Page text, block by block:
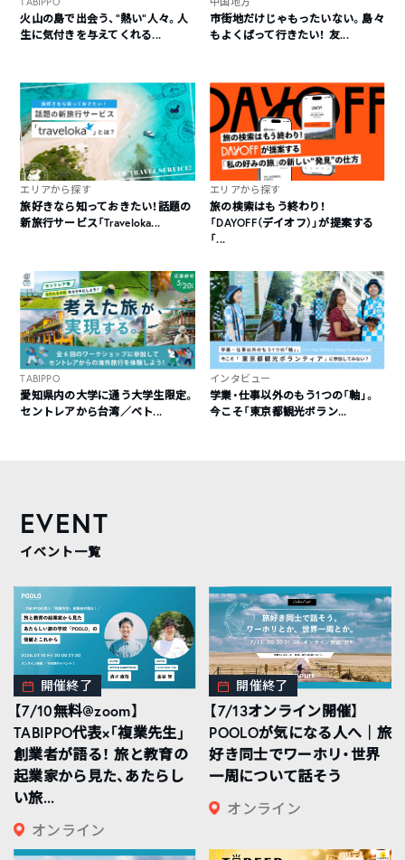
開講1週間前までに最小決行人数に満たない場合は、中止
か延期とさせて頂きます。その場合は、開催5日前までにご
火山の島で出会う、“熱い“人々。人
生に気付きを与えてくれる...
市街地だけじゃもったいない。島々
もよくばって行きたい！ 友...
エリアから探す
旅好きなら知っておきたい！話題の
新旅行サービス「Traveloka...
エリアから探す
旅の検索はもう終わり！
「DAYOFF（デイオフ）」が提案する
「...
TABIPPO
愛知県内の大学に通う大学生限定。
セントレアから台湾／ベト...
インタビュー
学業・仕事以外のもう1つの「軸」。
今こそ「東京都観光ボラン...
EVENT
イベント一覧
開催終了
【7/10無料@zoom】
TABIPPO代表×「複業先生」
創業者が語る！ 旅と教育の
起業家から見た、あたらし
い旅...
オンライン
開催終了
【7/13オンライン開催】
POOLOが気になる人へ｜旅
好き同士でワーホリ・世界
一周について話そう
オンライン